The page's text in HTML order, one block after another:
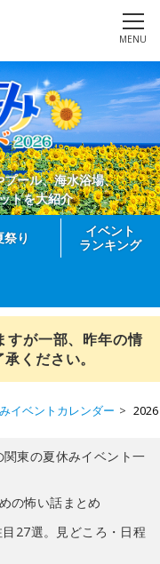
MENU
ール、海水浴場、
トを大紹介
祭り
イベント
ランキング
すが一部、昨年の情
ください。
イベントカレンダー
東の夏休みイベント一
の怖い話まとめ
27選。見どころ・日程